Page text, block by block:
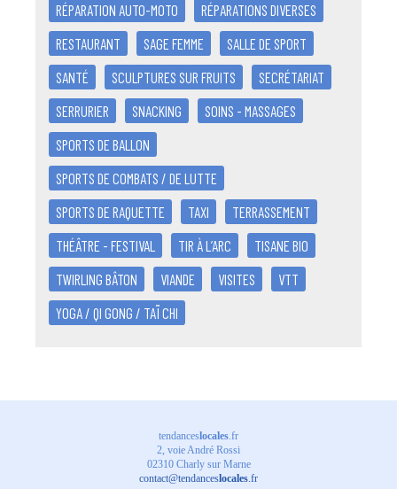
RÉPARATION AUTO-MOTO
RÉPARATIONS DIVERSES
RESTAURANT
SAGE FEMME
SALLE DE SPORT
SANTÉ
SCULPTURES SUR FRUITS
SECRÉTARIAT
SERRURIER
SNACKING
SOINS - MASSAGES
SPORTS DE BALLON
SPORTS DE COMBATS / DE LUTTE
SPORTS DE RAQUETTE
TAXI
TERRASSEMENT
THÉÂTRE - FESTIVAL
TIR À L’ARC
TISANE BIO
TWIRLING BÂTON
VIANDE VISITES
VTT
YOGA / QI GONG / TAÏ CHI
tendanceslocales.fr
2, voie André Rossi
02310 Charly sur Marne
contact@tendanceslocales.fr